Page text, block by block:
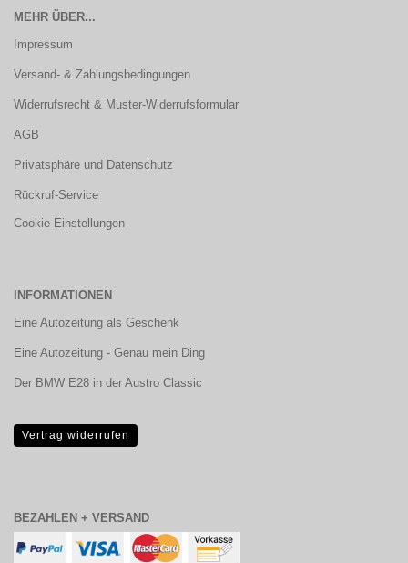
MEHR ÜBER...
Impressum
Versand- & Zahlungsbedingungen
Widerrufsrecht & Muster-Widerrufsformular
AGB
Privatsphäre und Datenschutz
Rückruf-Service
Cookie Einstellungen
INFORMATIONEN
Eine Autozeitung als Geschenk
Eine Autozeitung - Genau mein Ding
Der BMW E28 in der Austro Classic
Vertrag widerrufen
BEZAHLEN + VERSAND